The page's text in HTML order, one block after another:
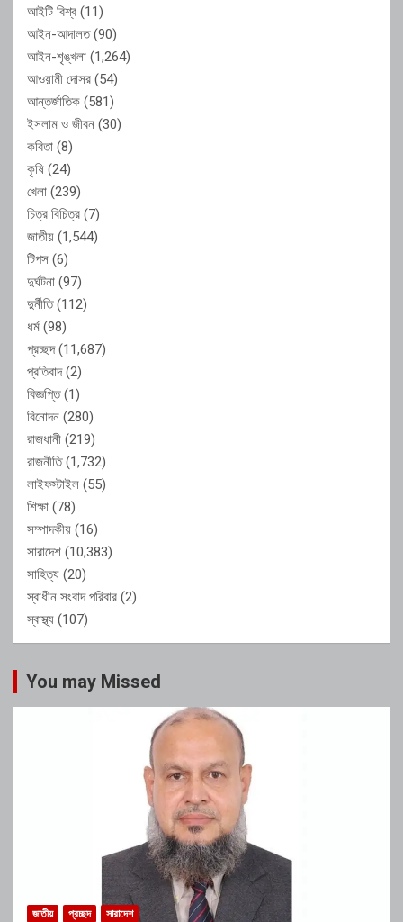
আইটি বিশ্ব (11)
আইন-আদালত(90)
আইন-শৃঙ্খলা (1,264)
আওয়ামী দোসর (54)
আন্তর্জাতিক (581)
ইসলাম ও জীবন (30)
কবিতা (8)
কৃষি (24)
খেলা (239)
চিত্র বিচিত্র (7)
জাতীয় (1,544)
টিপস (6)
দুর্ঘটনা (97)
দুর্নীতি(112)
ধর্ম(98)
প্রচ্ছদ(11,687)
প্রতিবাদ(2)
বিজ্ঞপ্তি(1)
বিনোদন (280)
রাজধানী (219)
রাজনীতি(1,732)
লাইফস্টাইল (55)
শিক্ষা (78)
সম্পাদকীয় (16)
সারাদেশ (10,383)
সাহিত্য (20)
স্বাধীন সংবাদ পরিবার (2)
স্বাস্থ্য (107)
You may Missed
জাতীয় প্রচ্ছদ সারাদেশ